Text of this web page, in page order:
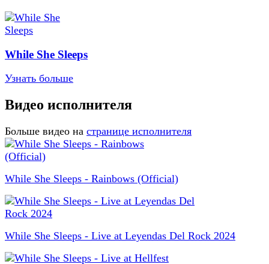
While She Sleeps
Узнать больше
Видео исполнителя
Больше видео на странице исполнителя
While She Sleeps - Rainbows (Official)
While She Sleeps - Live at Leyendas Del Rock 2024